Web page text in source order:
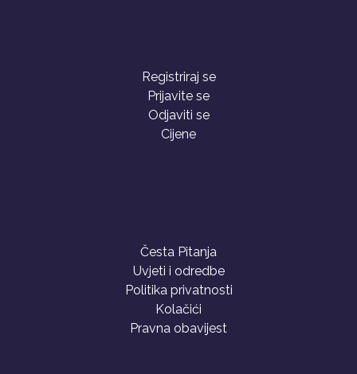
Registriraj se
Prijavite se
Odjaviti se
Cijene
Česta Pitanja
Uvjeti i odredbe
Politika privatnosti
Kolačići
Pravna obavijest